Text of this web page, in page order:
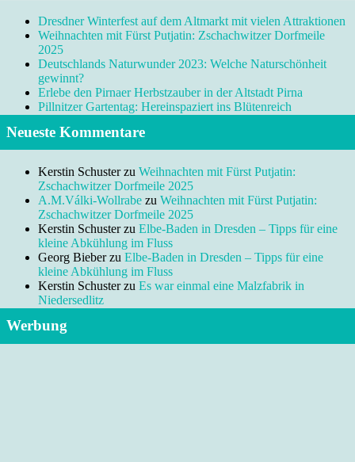
Dresdner Winterfest auf dem Altmarkt mit vielen Attraktionen
Weihnachten mit Fürst Putjatin: Zschachwitzer Dorfmeile
2025
Deutschlands Naturwunder 2023: Welche Naturschönheit
gewinnt?
Erlebe den Pirnaer Herbstzauber in der Altstadt Pirna
Pillnitzer Gartentag: Hereinspaziert ins Blütenreich
Neueste Kommentare
Kerstin Schusterzu Weihnachten mit Fürst Putjatin:
Zschachwitzer Dorfmeile 2025
A.M.Válki-Wollrabe zu Weihnachten mit Fürst Putjatin:
Zschachwitzer Dorfmeile 2025
Kerstin Schusterzu Elbe-Baden in Dresden – Tipps für eine
kleine Abkühlung im Fluss
Georg Bieberzu Elbe-Baden in Dresden – Tipps für eine
kleine Abkühlung im Fluss
Kerstin Schusterzu Es war einmal eine Malzfabrik in
Niedersedlitz
Werbung